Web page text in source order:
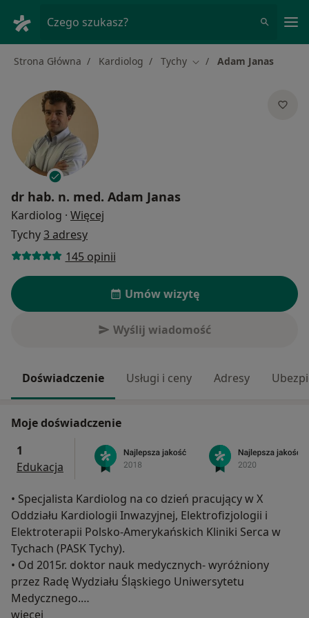
Czego szukasz?
Strona Główna Kardiolog Tychy Zmień miasto
Adam Janas
dr hab. n. med. Adam Janas
Kardiolog · Więcej
Tychy3 adresy
145 opinii
Umów wizytę
Wyślij wiadomość
Doświadczenie Usługi i ceny Adresy
Moje doświadczenie
1
Edukacja
• Specjalista Kardiolog na co dzień pracujący w X
Oddziału Kardiologii Inwazyjnej, Elektrofizjologii i
Elektroterapii Polsko-Amerykańskich Kliniki Serca w
Tychach (PASK Tychy).
• Od 2015r. doktor nauk medycznych- wyróżniony
przez Radę Wydziału Śląskiego Uniwersytetu
Medycznego.
• W 2012r. ukończył roczny staż w San Antonio
więcej